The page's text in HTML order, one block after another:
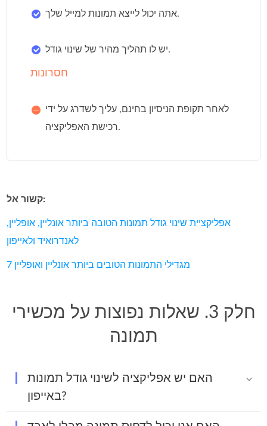
אתה יכול לייצא תמונות למייל שלך.
יש לו תהליך מהיר של שינוי גודל.
חסרונות
לאחר תקופת הניסיון בחינם, עליך לשדרג על ידי
רכישת האפליקציה.
קשור אל:
אפליקציית שינוי גודל תמונות הטובה ביותר אונליין, אופליין,
לאנדרואיד ולאייפון
7 מגדילי התמונות הטובים ביותר אונליין ואופליין
חלק 3. שאלות נפוצות על מכשירי
תמונה
האם יש אפליקציה לשינוי גודל תמונות
באייפון?